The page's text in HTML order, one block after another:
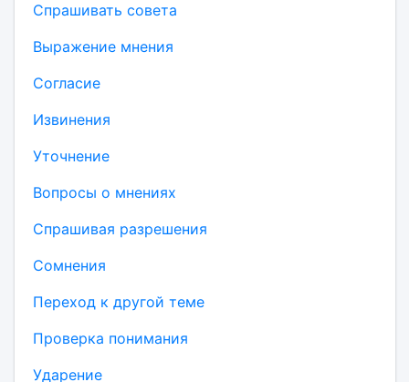
Спрашивать совета
Выражение мнения
Согласие
Извинения
Уточнение
Вопросы о мнениях
Спрашивая разрешения
Сомнения
Переход к другой теме
Проверка понимания
Ударение